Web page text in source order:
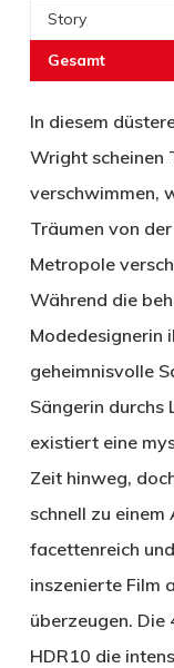
Story
Gesamt
In diesem
Wright scheinen
verschwimmen,
Träumen von
Metropole
Während die
Modedesignerin
geheimnisvolle
Sängerin durchs
existiert eine
Zeit hinweg,
schnell zu
facettenreich
inszenierte Film
überzeugen. Die
HDR10 die